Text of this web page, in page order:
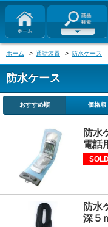
ホーム > 通話装置 > 防水ケース
防水ケース
おすすめ順 価格順
防水
電話
防水
深５